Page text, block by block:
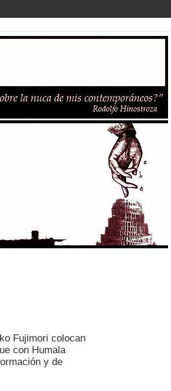
Fujimori colocan
con Humala
y de